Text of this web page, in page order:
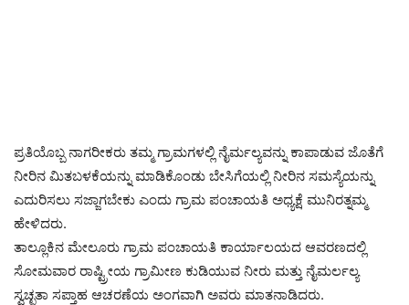
ಪ್ರತಿಯೊಬ್ಬ ನಾಗರೀಕರು ತಮ್ಮ ಗ್ರಾಮಗಳಲ್ಲಿ ನೈರ್ಮಲ್ಯವನ್ನು ಕಾಪಾಡುವ ಜೊತೆಗೆ
ನೀರಿನ ಮಿತಬಳಕೆಯನ್ನು ಮಾಡಿಕೊಂಡು ಬೇಸಿಗೆಯಲ್ಲಿ ನೀರಿನ ಸಮಸ್ಯೆಯನ್ನು
ಎದುರಿಸಲು ಸಜ್ಜಾಗಬೇಕು ಎಂದು ಗ್ರಾಮ ಪಂಚಾಯತಿ ಅಧ್ಯಕ್ಷೆ ಮುನಿರತ್ನಮ್ಮ
ಹೇಳಿದರು.
ತಾಲ್ಲೂಕಿನ ಮೇಲೂರು ಗ್ರಾಮ ಪಂಚಾಯತಿ ಕಾರ್ಯಾಲಯದ ಆವರಣದಲ್ಲಿ
ಸೋಮವಾರ ರಾಷ್ಟ್ರೀಯ ಗ್ರಾಮೀಣ ಕುಡಿಯುವ ನೀರು ಮತ್ತು ನೈಮರ್ಲಲ್ಯ
ಸ್ವಚ್ಛತಾ ಸಪ್ತಾಹ ಆಚರಣೆಯ ಅಂಗವಾಗಿ ಅವರು ಮಾತನಾಡಿದರು.